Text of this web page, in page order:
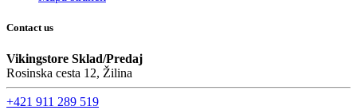
Contact us
Vikingstore Sklad/Predaj
Rosinska cesta 12, Žilina
+421 911 289 519